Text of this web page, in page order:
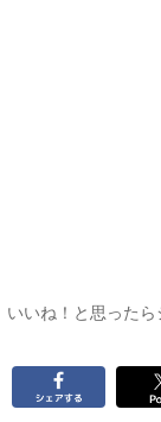
いいね！と思ったら